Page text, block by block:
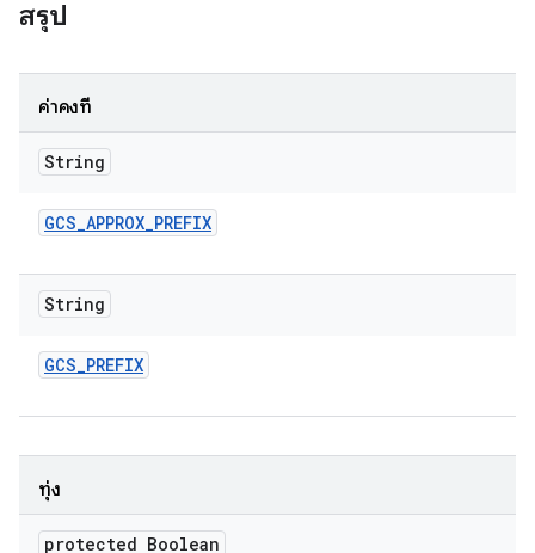
สรุป
ค่าคงที่
String
GCS_APPROX_PREFIX
String
GCS_PREFIX
ทุ่ง
protected Boolean